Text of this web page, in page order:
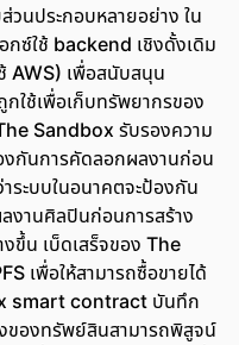
นประกอบหลายอย่าง ใน
กซ์ใช้ backend เชิงดั้งเดิม
AWS) เพื่อสนับสนุน
ใช้เพื่อเก็บทรัพยากรของ
Sandbox รับรองความ
กันการคัดลอกผลงานก่อน
ะบบในอนาคตจะป้องกัน
งานศิลปินก่อนการสร้าง
ขึ้น เบ็ดเสร็จของ The
เพื่อให้สามารถซื้อขายได้
smart contract บันทึก
ของทรัพย์สินสามารถพิสูจน์